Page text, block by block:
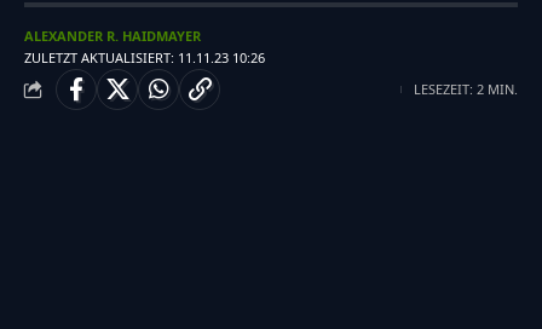
ZULETZT AKTUALISIERT: 11.11.23 10:26
ALEXANDER R. HAIDMAYER
LESEZEIT: 2 MIN.